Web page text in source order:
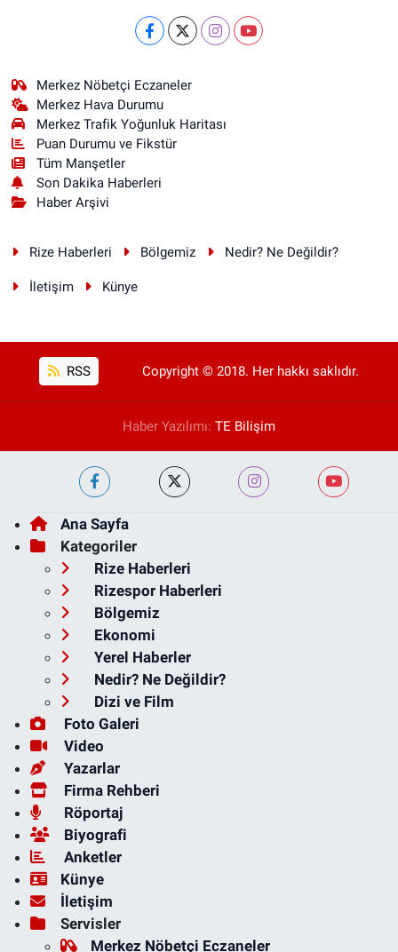
Merkez Nöbetçi Eczaneler
Merkez Hava Durumu
Merkez Trafik Yoğunluk Haritası
Puan Durumu ve Fikstür
Tüm Manşetler
Son Dakika Haberleri
Haber Arşivi
Rize Haberleri Bölgemiz Nedir? Ne Değildir?
İletişim Künye
RSS Copyright © 2018. Her hakkı saklıdır.
Haber Yazılımı: TE Bilişim
Ana Sayfa
Kategoriler
Rize Haberleri
Rizespor Haberleri
Bölgemiz
Ekonomi
Yerel Haberler
Nedir? Ne Değildir?
Dizi ve Film
Foto Galeri
Video
Yazarlar
Firma Rehberi
Röportaj
Biyografi
Anketler
Künye
İletişim
Servisler
Merkez Nöbetçi Eczaneler